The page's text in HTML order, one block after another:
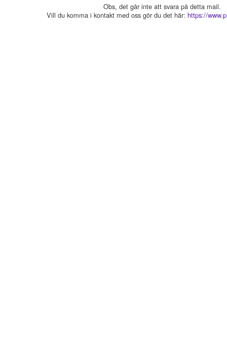
Obs, det går inte att svara på detta mail.
Vill du komma i kontakt med oss gör du det här: https://